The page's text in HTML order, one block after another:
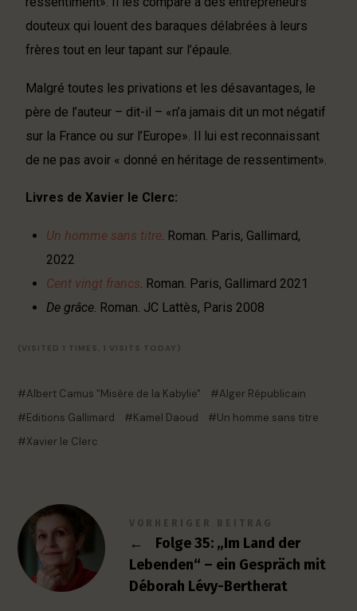
douteux qui louent des baraques délabrées à leurs
frères tout en leur tapant sur l’épaule.
Malgré toutes les privations et les désavantages, le
père de l’auteur – dit-il – «n’a jamais dit un mot négatif
sur la France ou sur l’Europe». Il lui est reconnaissant
de ne pas avoir « donné en héritage de ressentiment».
Livres de Xavier le Clerc:
Un homme sans titre. Roman. Paris, Gallimard,
2022
Cent vingt francs. Roman. Paris, Gallimard 2021
De grâce. Roman. JC Lattès, Paris 2008
(VISITED 1 TIMES, 1 VISITS TODAY)
Albert Camus "Misère de la Kabylie"
Alger Républicain
Editions Gallimard
Kamel Daoud
Un homme sans titre
Xavier le Clerc
VORHERIGER BEITRAG
←
Folge 35: „Im Land der
Lebenden“ – ein Gespräch mit
Déborah Lévy-Bertherat